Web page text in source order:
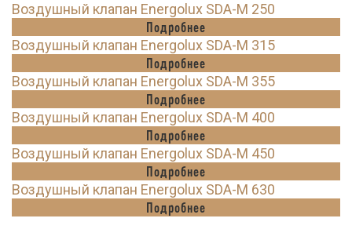
Воздушный клапан Energolux SDA-M 250
Подробнее
Воздушный клапан Energolux SDA-M 315
Подробнее
Воздушный клапан Energolux SDA-M 355
Подробнее
Воздушный клапан Energolux SDA-M 400
Подробнее
Воздушный клапан Energolux SDA-M 450
Подробнее
Воздушный клапан Energolux SDA-M 630
Подробнее